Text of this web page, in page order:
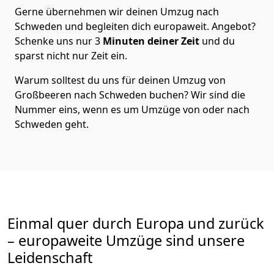
Gerne übernehmen wir deinen Umzug nach
Schweden und begleiten dich europaweit. Angebot?
Schenke uns nur3 Minuten deiner Zeit und du
sparst nicht nur Zeit ein.
Warum solltest du uns für deinen Umzug von
Großbeeren nach Schweden buchen? Wir sind die
Nummer eins, wenn es um Umzüge von oder nach
Schweden geht.
Einmal quer durch Europa und zurück
– europaweite Umzüge sind unsere
Leidenschaft